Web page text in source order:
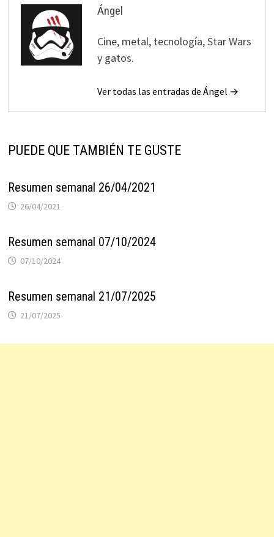
Ángel
Cine, metal, tecnología, Star Wars
y gatos.
Ver todas las entradas de Ángel →
PUEDE QUE TAMBIÉN TE GUSTE
Resumen semanal 26/04/2021
26/04/2021
Resumen semanal 07/10/2024
07/10/2024
Resumen semanal 21/07/2025
21/07/2025